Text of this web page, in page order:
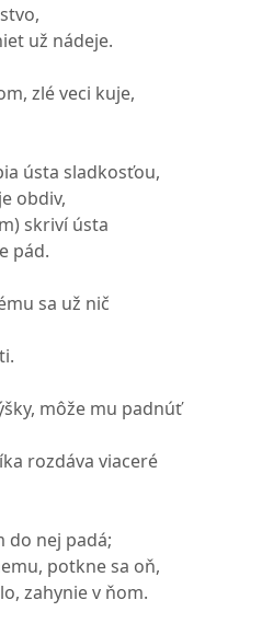
už nádeje.
zlé veci kuje,
ústa sladkosťou,
obdiv,
skriví ústa
pád.
sa už nič
môže mu padnúť
rozdáva viaceré
do nej padá;
potkne sa oň,
zahynie v ňom.